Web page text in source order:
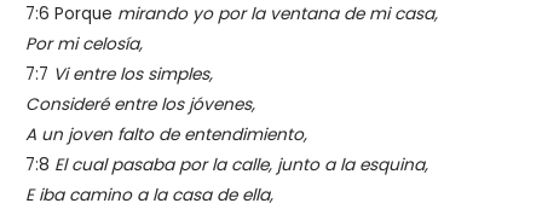
7:6 Porque mirando yo por la ventana de mi casa,
Por mi celosía,
7:7 Vi entre los simples,
Consideré entre los jóvenes,
A un joven falto de entendimiento,
7:8 El cual pasaba por la calle, junto a la esquina,
E iba camino a la casa de ella,